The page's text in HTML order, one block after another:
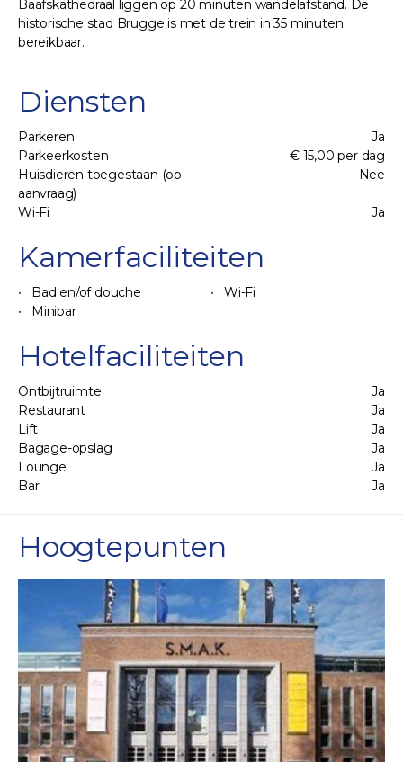
Baafskathedraal liggen op 20 minuten wandelafstand. De
historische stad Brugge is met de trein in 35 minuten
bereikbaar.
Diensten
Parkeren
Ja
Parkeerkosten
€ 15,00 per dag
Huisdieren toegestaan (op
aanvraag)
Nee
Wi-Fi Ja
Kamerfaciliteiten
Bad en/of douche
Wi-Fi
Minibar
Hotelfaciliteiten
Ontbijtruimte
Ja
Restaurant
Ja
Lift
Ja
Bagage-opslag
Ja
Lounge
Ja
Bar
Ja
Hoogtepunten